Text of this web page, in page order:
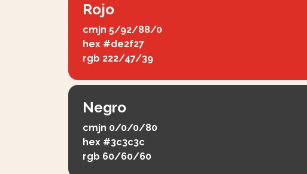
Rojo
cmjn 5/92/88/0
hex #de2f27
rgb 222/47/39
Negro
cmjn 0/0/0/80
hex #3c3c3c
rgb 60/60/60